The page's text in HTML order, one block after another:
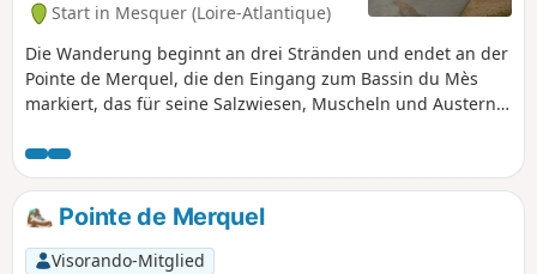
Start in Mesquer (Loire-Atlantique)
Die Wanderung beginnt an drei Stränden und endet an der
Pointe de Merquel, die den Eingang zum Bassin du Mès
markiert, das für seine Salzwiesen, Muscheln und Austern
Sumpfseite erwarten Sie märchenhafte Landschaften.
Pointe de Merquel
Visorando-Mitglied